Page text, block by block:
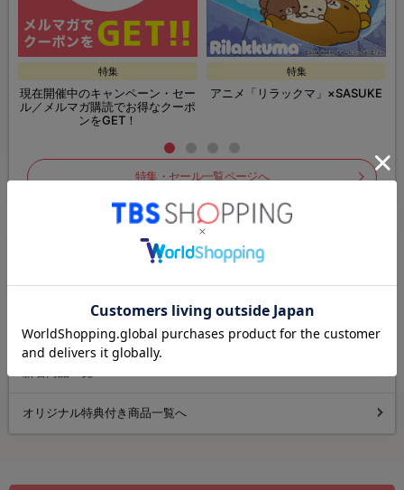
特集
現在開催中のキャンペーン・セー
ル／メルマガ購読でお得なクーポ
ンをGET！
特集
アニメ「リラックマ」×SASUKE
特集・セール一覧ページへ
ドラマ・番組グッズ＆DVDページへ
ドラマ・番組一覧へ
人気商品ランキングへ
オリジナル特典付き商品一覧へ